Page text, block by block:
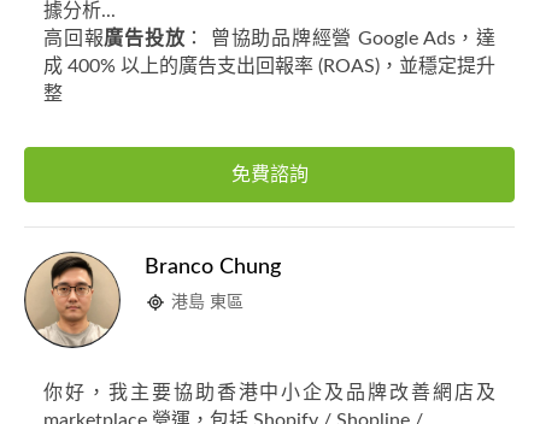
據分析...
高回報廣告投放 ： 曾協助品牌經營 Google Ads，達
成 400% 以上的廣告支出回報率 (ROAS)，並穩定提升
整
免費諮詢
Branco Chung
港島 東區
你好，我主要協助香港中小企及品牌改善網店及